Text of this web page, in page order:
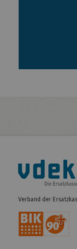
Fußleisten-
Navigation
Verband der